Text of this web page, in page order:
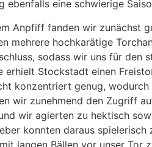
ebenfalls eine schwierige
Anpfiff fanden wir zunächst
mehrere hochkarätige
sodass wir uns für den
erhielt Stockstadt einen
konzentriert genug, wodurch
wir zunehmend den Zugriff
wir agierten zu hektisch
konnten daraus
langen Bällen vor unser Tor